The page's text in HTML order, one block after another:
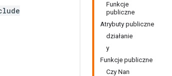
Funkcje
publiczne
Atrybuty publiczne
działanie
y
Funkcje publiczne
Czy Nan